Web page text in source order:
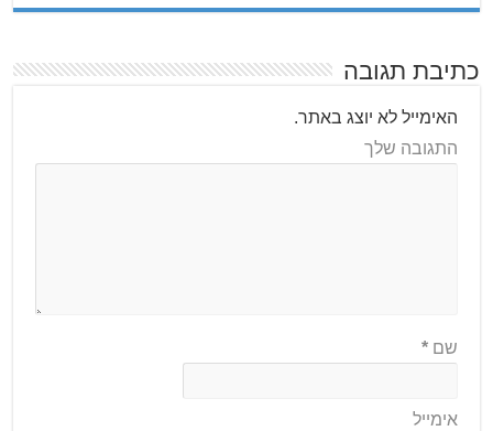
כתיבת תגובה
האימייל לא יוצג באתר.
התגובה שלך
שם*
אימייל